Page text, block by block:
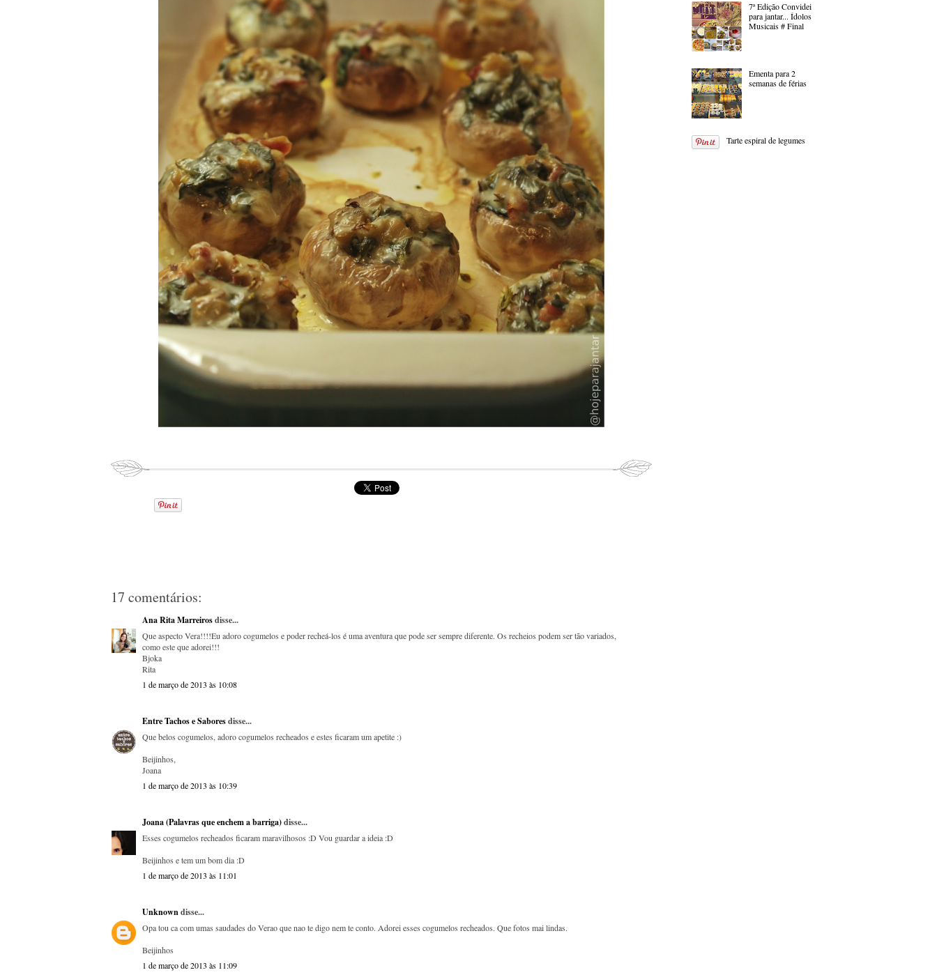
17 comentários:
Ana Rita Marreirosdisse...
Que aspecto Vera!!!!Eu adoro cogumelos e poder recheá-los é uma aventura que pode ser sempre diferente. Os recheios podem ser tão variados,
como este que adorei!!!
Bjoka
Rita
1 de março de 2013 às 10:08
Entre Tachos e Saboresdisse...
Que belos cogumelos, adoro cogumelos recheados e estes ficaram um apetite :)
Beijinhos,
Joana
1 de março de 2013 às 10:39
Joana (Palavras que enchem a barriga)disse...
Esses cogumelos recheados ficaram maravilhosos :D Vou guardar a ideia :D
Beijinhos e tem um bom dia :D
1 de março de 2013 às 11:01
Unknowndisse...
Opa tou ca com umas saudades do Verao que nao te digo nem te conto. Adorei esses cogumelos recheados. Que fotos mai lindas.
Beijinhos
1 de março de 2013 às 11:09
7ª Edição Convidei
para jantar... Ídolos
Musicais # Final
Ementa para 2
semanas de férias
Tarte espiral de legumes